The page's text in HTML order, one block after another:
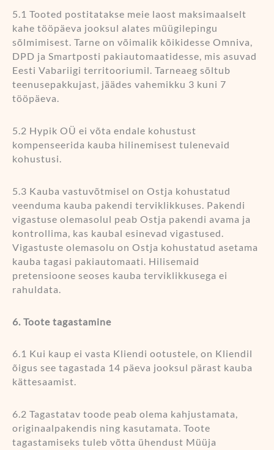
5.1 Tooted postitatakse meie laost maksimaalselt
kahe tööpäeva jooksul alates müügilepingu
sõlmimisest. Tarne on võimalik kõikidesse Omniva,
DPD ja Smartposti pakiautomaatidesse, mis asuvad
Eesti Vabariigi territooriumil. Tarneaeg sõltub
teenusepakkujast, jäädes vahemikku 3 kuni 7
tööpäeva.
5.2 Hypik OÜ ei võta endale kohustust
kompenseerida kauba hilinemisest tulenevaid
kohustusi.
5.3 Kauba vastuvõtmisel on Ostja kohustatud
veenduma kauba pakendi terviklikkuses. Pakendi
vigastuse olemasolul peab Ostja pakendi avama ja
kontrollima, kas kaubal esinevad vigastused.
Vigastuste olemasolu on Ostja kohustatud asetama
kauba tagasi pakiautomaati. Hilisemaid
pretensioone seoses kauba terviklikkusega ei
rahuldata.
6. Toote tagastamine
6.1 Kui kaup ei vasta Kliendi ootustele, on Kliendil
õigus see tagastada 14 päeva jooksul pärast kauba
kättesaamist.
6.2 Tagastatav toode peab olema kahjustamata,
originaalpakendis ning kasutamata. Toote
tagastamiseks tuleb võtta ühendust Müüja